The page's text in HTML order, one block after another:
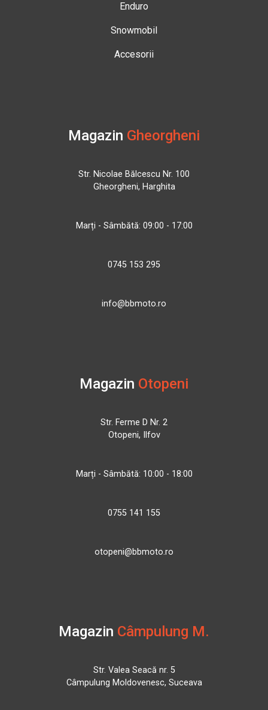
Enduro
Snowmobil
Accesorii
Magazin Gheorgheni
Str. Nicolae Bălcescu Nr. 100
Gheorgheni, Harghita
Marți - Sâmbătă: 09:00 - 17:00
0745 153 295
info@bbmoto.ro
Magazin Otopeni
Str. Ferme D Nr. 2
Otopeni, Ilfov
Marți - Sâmbătă: 10:00 - 18:00
0755 141 155
otopeni@bbmoto.ro
Magazin Câmpulung M.
Str. Valea Seacă nr. 5
Câmpulung Moldovenesc, Suceava